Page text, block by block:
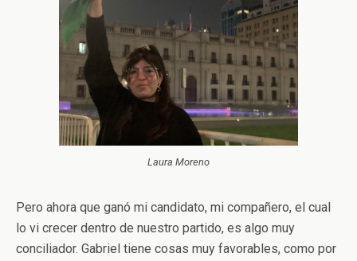
Laura Moreno
Pero ahora que ganó mi candidato, mi compañero, el cual
lo vi crecer dentro de nuestro partido, es algo muy
conciliador. Gabriel tiene cosas muy favorables, como por